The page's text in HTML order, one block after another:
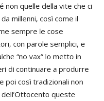
non quelle della vite che ci
millenni, così come il
sempre le cose
con parole semplici, e
“no vax” lo metto in
di continuare a produrre
poi così tradizionali non
queste